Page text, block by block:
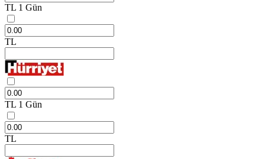
TL 1 Gün
TL
TL 1 Gün
TL